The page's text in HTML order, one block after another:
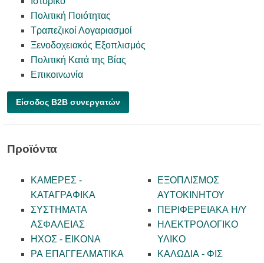
Πολιτική Ποιότητας
Τραπεζικοί Λογαριασμοί
Ξενοδοχειακός Εξοπλισμός
Πολιτική Κατά της Βίας
Επικοινωνία
Είσοδος B2B συνεργατών
Προϊόντα
ΚΑΜΕΡΕΣ -
KATAΓΡΑΦΙΚΑ
ΣΥΣΤΗΜΑΤΑ
ΑΣΦΑΛΕΙΑΣ
ΗΧΟΣ - ΕΙΚΟΝΑ
PA ΕΠΑΓΓΕΛΜΑΤΙΚΑ
ΕΞΟΠΛΙΣΜΟΣ
ΑΥΤΟΚΙΝΗΤΟΥ
ΠΕΡΙΦΕΡΕΙΑΚΑ Η/Υ
ΗΛΕΚΤΡΟΛΟΓΙΚΟ
ΥΛΙΚΟ
ΚΑΛΩΔΙΑ - ΦΙΣ